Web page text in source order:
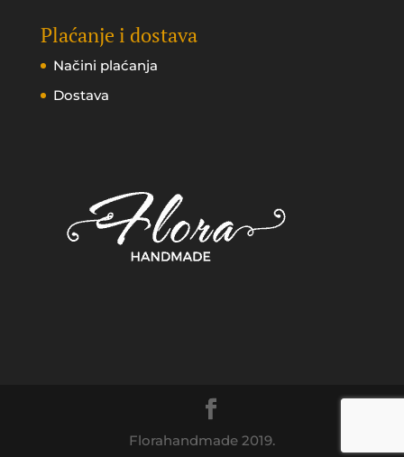
Plaćanje i dostava
Načini plaćanja
Dostava
Florahandmade 2019.